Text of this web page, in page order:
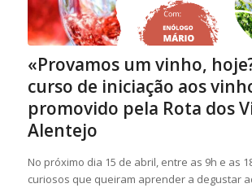
«Provamos um vinho,
curso de iniciação aos
promovido pela Rota dos
Alentejo
No próximo dia 15 de abril, entre as 9h e as
curiosos que queiram aprender a degustar